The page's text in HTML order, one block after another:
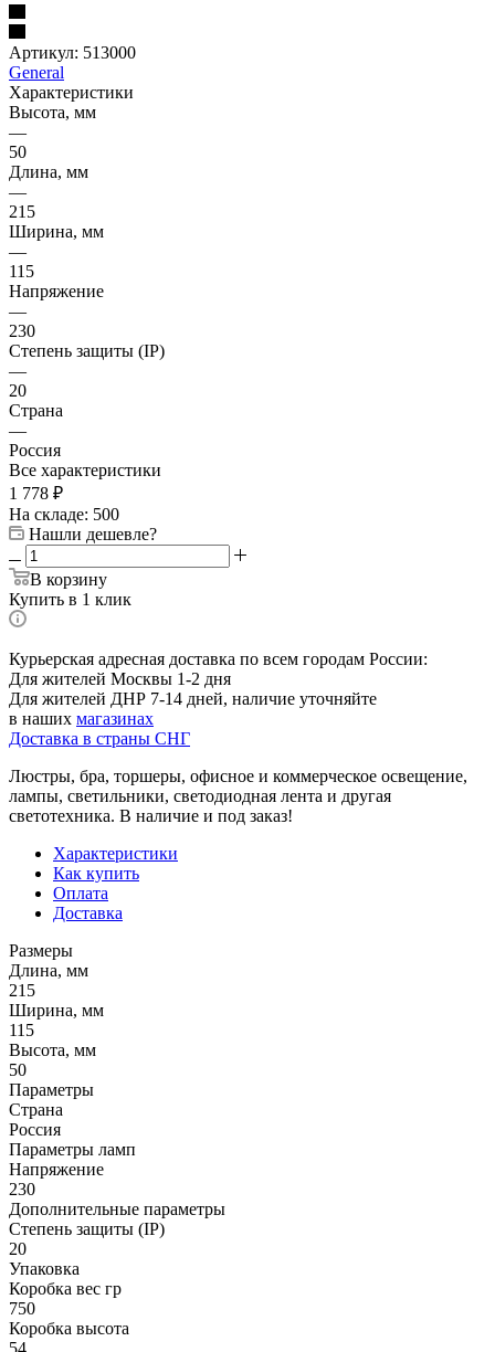
Артикул: 513000
General
Характеристики
Высота, мм
—
50
Длина, мм
—
215
Ширина, мм
—
115
Напряжение
—
230
Степень защиты (IP)
—
20
Страна
—
Россия
Все характеристики
1 778 ₽
На складе: 500
Нашли дешевле?
В корзину
Купить в 1 клик
Курьерская адресная доставка по всем городам России:
Для жителей Москвы 1-2 дня
Для жителей ДНР 7-14 дней, наличие уточняйте
в наших магазинах
Доставка в страны СНГ
Люстры, бра, торшеры, офисное и коммерческое освещение,
лампы, светильники, светодиодная лента и другая
светотехника. В наличие и под заказ!
Характеристики
Как купить
Оплата
Доставка
Размеры
Длина, мм
215
Ширина, мм
115
Высота, мм
50
Параметры
Страна
Россия
Параметры ламп
Напряжение
230
Дополнительные параметры
Степень защиты (IP)
20
Упаковка
Коробка вес гр
750
Коробка высота
54